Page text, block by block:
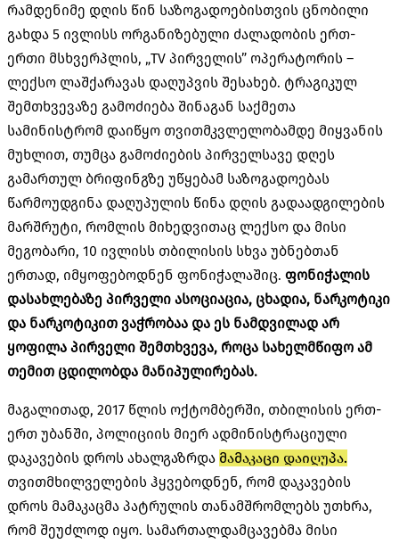
რამდენიმე დღის წინ საზოგადოებისთვის ცნობილი
გახდა 5 ივლისს ორგანიზებული ძალადობის ერთ-
ერთი მსხვერპლის, „TV პირველის” ოპერატორის –
ლექსო ლაშქარავას დაღუპვის შესახებ. ტრაგიკულ
შემთხვევაზე გამოძიება შინაგან საქმეთა
სამინისტრომ დაიწყო თვითმკვლელობამდე მიყვანის
მუხლით, თუმცა გამოძიების პირველსავე დღეს
გამართულ ბრიფინგზე უწყებამ საზოგადოებას
წარმოუდგინა დაღუპულის წინა დღის გადაადგილების
მარშრუტი, რომლის მიხედვითაც ლექსო და მისი
მეგობარი, 10 ივლისს თბილისის სხვა უბნებთან
ერთად, იმყოფებოდნენ ფონიჭალაშიც. ფონიჭალის
დასახლებაზე პირველი ასოციაცია, ცხადია, ნარკოტიკი
და ნარკოტიკით ვაჭრობაა და ეს ნამდვილად არ
ყოფილა პირველი შემთხვევა, როცა სახელმწიფო ამ
თემით ცდილობდა მანიპულირებას.
მაგალითად, 2017 წლის ოქტომბერში, თბილისის ერთ-
ერთ უბანში, პოლიციის მიერ ადმინისტრაციული
დაკავების დროს ახალგაზრდა მამაკაცი დაიღუპა.
თვითმხილველების ჰყვებოდნენ, რომ დაკავების
დროს მამაკაცმა პატრულის თანამშრომლებს უთხრა,
რომ შეუძლოდ იყო. სამართალდამცავებმა მისი